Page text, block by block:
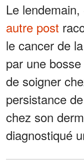
Le
autre post
le cancer de
par une
de soigner
persistance
chez son
diagnostiqué